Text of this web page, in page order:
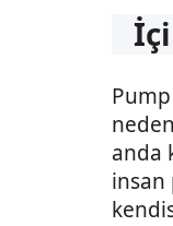
anda
insan